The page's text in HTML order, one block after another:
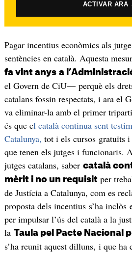
ACTIVAR ARA
Pagar incentius econòmics als
sentències en català. Aquesta
fa vint anys a
el Govern de CiU— perquè els
catalans fossin respectats, i ara el
va eliminar-la amb el primer
és que el català continua sent
Catalunya, tot i els cursos gratuïts
que tenen els jutges i funcionaris.
jutges catalans, saber català
mèrit i no un requisitper
de Justícia a Catalunya, com es
proposta dels incentius s’ha inclòs
per impulsar l’ús del català a la
la Taula pel Pacte Nacional
s’ha reunit aquest dilluns, i que ha